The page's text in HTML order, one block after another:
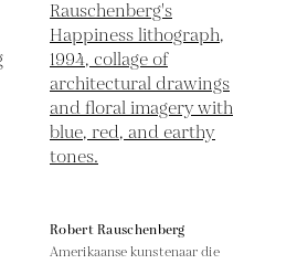
Robert Rauschenberg
Amerikaanse kunstenaar die